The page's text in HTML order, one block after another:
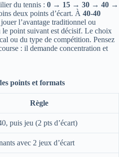
du tennis : 0 → 15 → 30 → 40 →
deux points d’écart. À 40‑40
l’avantage traditionnel ou
point suivant est décisif. Le choix
ou du type de compétition. Pensez
: il demande concentration et
points et formats
Règle
puis jeu (2 pts d’écart)
avec 2 jeux d’écart